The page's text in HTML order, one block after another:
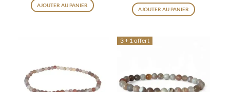
produit
AJOUTER AU PANIER
AJOUTER AU PANIER
3 + 1 offert